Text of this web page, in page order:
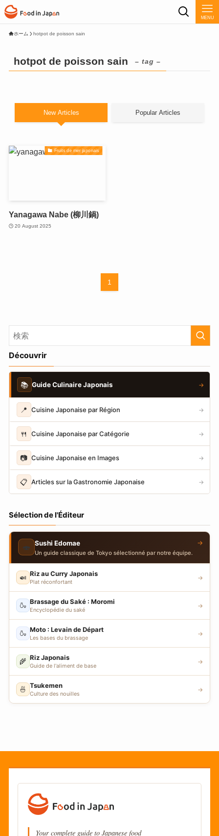
MENU
ホーム hotpot de poisson sain
hotpot de poisson sain – tag –
New Articles Popular Articles
Fruits de mer japonais
Yanagawa Nabe (柳川鍋)
20 August 2025
1
Découvrir
📚 Guide Culinaire Japonais →
📍 Cuisine Japonaise par Région →
🍴 Cuisine Japonaise par Catégorie →
📷 Cuisine Japonaise en Images →
📋 Articles sur la Gastronomie Japonaise →
Sélection de l'Éditeur
🍣 Sushi Edomae
Un guide classique de Tokyo sélectionné par notre équipe.
→
🍛 Riz au Curry Japonais
Plat réconfortant
→
🍶 Brassage du Saké : Moromi
Encyclopédie du saké
→
🍶 Moto : Levain de Départ
Les bases du brassage
→
🌾 Riz Japonais
Guide de l'aliment de base
→
🍜 Tsukemen
Culture des nouilles
→
Your complete guide to Japanese food